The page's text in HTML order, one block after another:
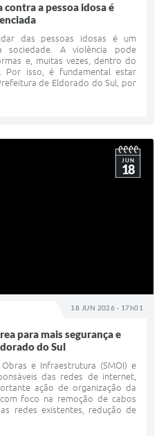
a pessoa idosa é
das pessoas idosas é um
A violência pode
e, muitas vezes, dentro do
Por isso, é fundamental estar
de Eldorado do Sul, por
18 JUN 2026 - 17h01
JUN
18
para mais segurança e
do Sul
e Infraestrutura (SMOI) e
das redes de internet,
ação de organização da
foco na remoção de cabos
redes existentes, redução de